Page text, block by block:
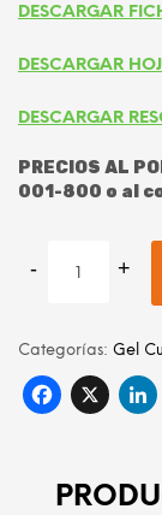
DESCARGAR
DESCARGAR
DESCARGAR
PRECIOS AL
001-800 o al
Categorías: Gel
X